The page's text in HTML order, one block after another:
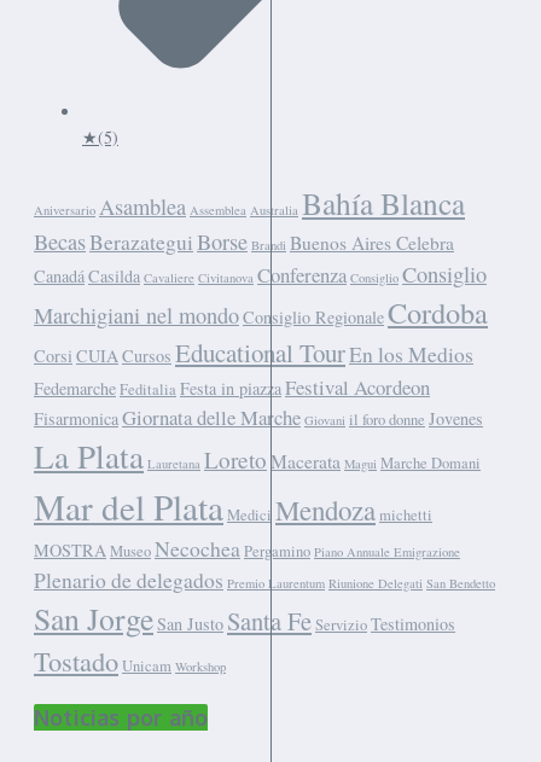
★(5)
Aniversario Asamblea Assemblea Australia Bahía Blanca
BecasBerazategui Borse Brandi Buenos Aires Celebra
CanadáCasilda Cavaliere Civitanova Conferenza Consiglio Consiglio
Marchigiani nel mondoConsiglio RegionaleCordoba
Corsi CUIA Cursos Educational TourEn los Medios
FedemarcheFeditaliaFesta in piazzaFestival Acordeon
FisarmonicaGiornata delle Marche Giovani il foro donne Jovenes
La Plata Lauretana Loreto Macerata Magui Marche Domani
Mar del PlataMedici Mendozamichetti
MOSTRA MuseoNecochea Pergamino Piano Annuale Emigrazione
Plenario de delegados Premio Laurentum Riunione Delegati San Bendetto
San JorgeSan Justo Santa FeServizioTestimonios
TostadoUnicam Workshop
Noticias por año